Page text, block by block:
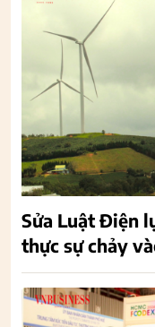
Sửa Luật Điện
thực sự chảy